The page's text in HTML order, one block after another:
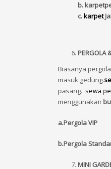
b. k
c.karpet
PERGOLA
Biasanya
masuk gedung.
pasang. sewa
menggunakan
a.Pergola VIP
b.Pergola
MINI